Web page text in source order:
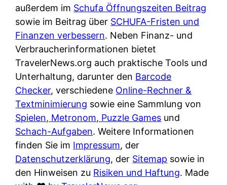
t
e
e
t
s
i
e
c
h
e
n
t
i
s
c
h
e
n
d
e
außerdem im Schufa Öffnungszeiten Beitrag
sowie im Beitrag über SCHUFA-Fristen und
Finanzen verbessern. Neben Finanz- und
Verbraucherinformationen bietet
TravelerNews.org auch praktische Tools und
Unterhaltung, darunter den Barcode
Checker, verschiedene Online-Rechner &
Textminimierung sowie eine Sammlung von
Spielen, Metronom, Puzzle Games und
Schach-Aufgaben. Weitere Informationen
finden Sie im Impressum, der
Datenschutzerklärung, der Sitemap sowie in
den Hinweisen zu Risiken und Haftung. Made